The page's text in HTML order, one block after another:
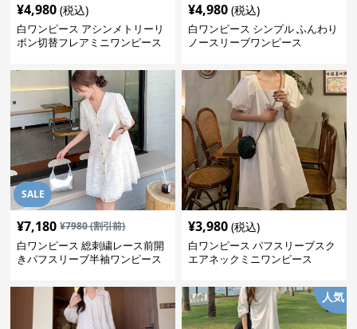
¥4,980 (税込)
白ワンピース アシンメトリーリ
ボン切替フレアミニワンピース
¥4,980 (税込)
白ワンピース シンプル ふんわり
ノースリーブワンピース
SALE
¥7,180 ¥7980(割引前)
白ワンピース 総刺繍レース前開
きパフスリーブ半袖ワンピース
¥3,980 (税込)
白ワンピース パフスリーブスク
エアネックミニワンピース
人気